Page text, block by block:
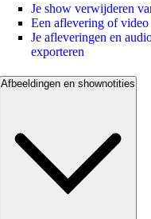
Je show verwijderen
Een aflevering of
Je afleveringen en
exporteren
Afbeeldingen en shownotities